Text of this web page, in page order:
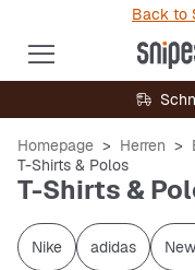
Back to
Homepage Herren
T-Shirts & Polos
T-Shirts &
Nike adidas